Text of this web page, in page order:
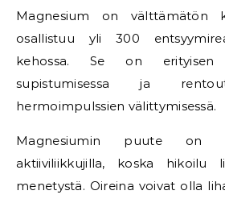
Magnesium on välttämätön
osallistuu yli 300
kehossa. Se on erityisen
supistumisessa ja
hermoimpulssien välittymisessä.
Magnesiumin puute on
aktiiviliikkujilla, koska hikoilu
menetystä. Oireina voivat olla